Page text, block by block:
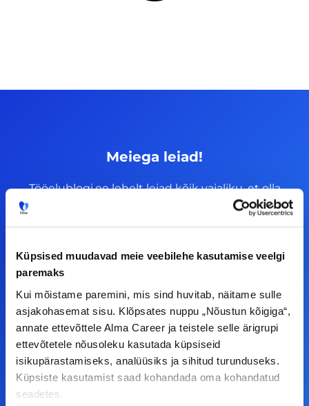
Küpsised muudavad meie veebilehe kasutamise veelgi
paremaks
Kui mõistame paremini, mis sind huvitab, näitame sulle
asjakohasemat sisu. Klõpsates nuppu „Nõustun kõigiga“,
annate ettevõttele Alma Career ja teistele selle ärigrupi
ettevõtetele nõusoleku kasutada küpsiseid
isikupärastamiseks, analüüsiks ja sihitud turunduseks.
Küpsiste kasutamist saad kohandada oma kohandatud
seadetes.
Meiega leiad!
Tööelublogi.ee lehelt leiad kõik vajaliku, et olla
kursis tööturu uudistega. Kui sul on
ettepanekuid erinevate teemade osas või soovid
F
a
c
e
b
I
n
s
t
a
L
i
n
k
e
Y
o
u
t
u
© Alma Career Estonia OÜ